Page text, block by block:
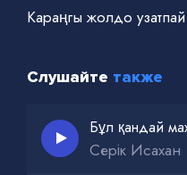
Караңгы жолдо узатпай
Слушайте также
Бұл қандай
Серік Исахан